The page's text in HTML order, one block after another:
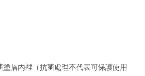
塗層內裡（抗菌處理不代表可保護使用